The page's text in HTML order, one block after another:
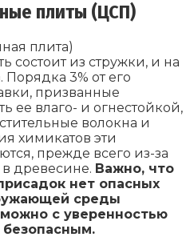
плиты (ЦСП)
плита)
состоит из стружки, и на
3% от его
призванные
ее влаго- и огнестойкой,
волокна и
химикатов эти
прежде всего из-за
древесине. Важно, что
нет опасных
среды
с уверенностью
безопасным.